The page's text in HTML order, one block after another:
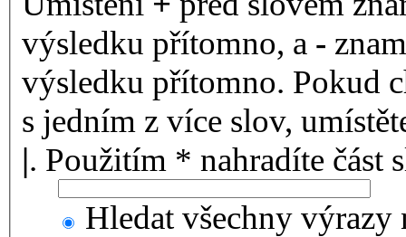
výsledku přítomno, a -
výsledku přítomno. Pokud
s jedním z více slov,
|. Použitím * nahradíte část
Hledat všechny výrazy